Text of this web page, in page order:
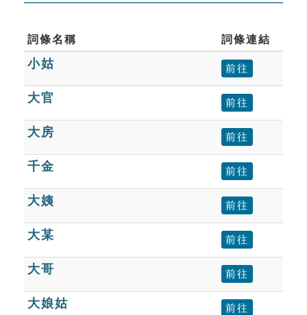
單字索引
生命大百科索引
遊戲專區
教學應用
貓頭鷹博士
詞條名稱 詞條連結
小姑 前往
大官 前往
大房 前往
千金 前往
大姨 前往
大某 前往
大哥 前往
大娘姑 前往